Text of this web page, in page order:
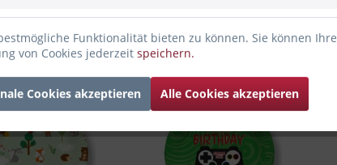
Funktionalität bieten zu können. Sie können Ihre
von Cookies jederzeit speichern.
Cookies akzeptieren Alle Cookies akzeptieren